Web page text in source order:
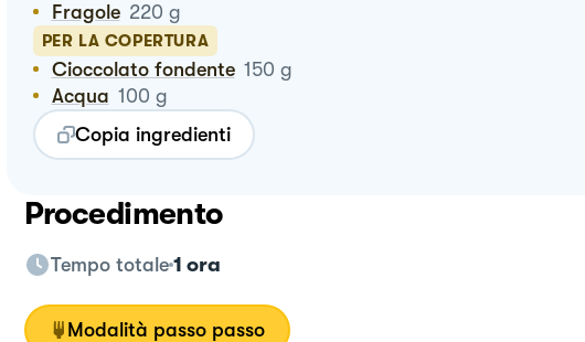
Fragole 220 g
PER LA COPERTURA
Cioccolato fondente 150 g
Acqua 100 g
Copia ingredienti
Procedimento
Tempo totale 1 ora
Modalità passo passo